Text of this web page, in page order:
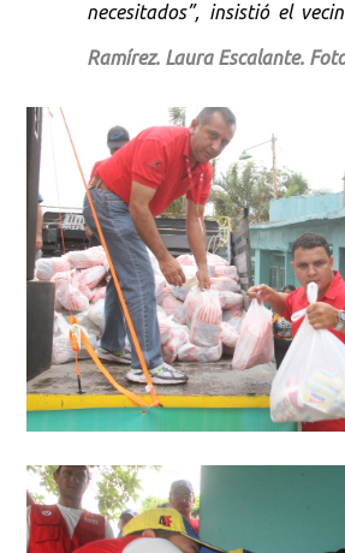
necesitados”, insistió el
Ramírez. Laura Escalante.